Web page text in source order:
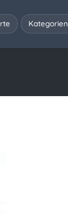
Kategorien